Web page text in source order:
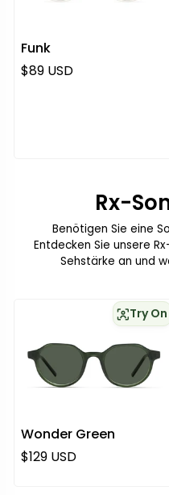
Funk
Regulärer Preis
$89 USD
Rx-
Benötigen Sie eine
Entdecken Sie unsere
Sehstärke an und
Wonder Green
Try On
Regulärer Preis
$129 USD